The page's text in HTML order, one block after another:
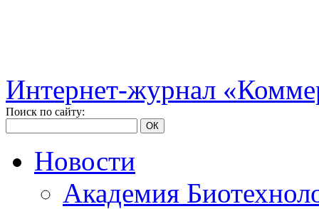
Интернет-журнал
Поиск по сайту:
ОК
Новости
Академия